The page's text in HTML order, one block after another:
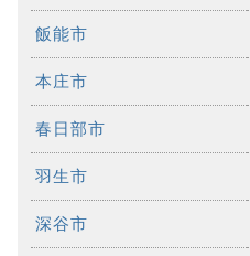
飯能市
本庄市
春日部市
羽生市
深谷市